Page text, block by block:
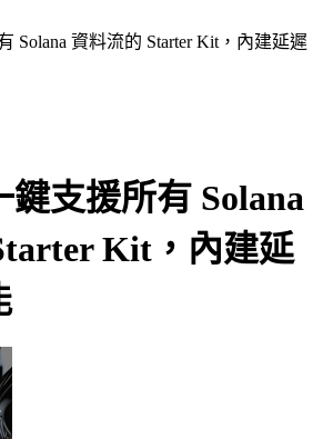
Solana 資料流的 Starter Kit，內建延遲
鍵支援所有 Solana
Kit，內建延